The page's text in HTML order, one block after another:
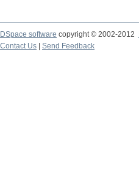
DSpace software copyright © 2002-2012
Contact Us
Send Feedback